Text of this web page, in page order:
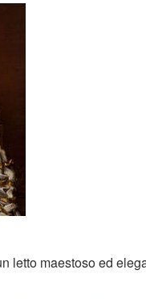
maestoso ed